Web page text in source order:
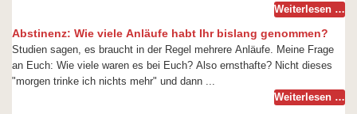
Weiterlesen …
Abstinenz: Wie viele Anläufe habt Ihr bislang genommen?
Studien sagen, es braucht in der Regel mehrere Anläufe. Meine Frage
an Euch: Wie viele waren es bei Euch? Also ernsthafte? Nicht dieses
"morgen trinke ich nichts mehr" und dann ...
Weiterlesen …